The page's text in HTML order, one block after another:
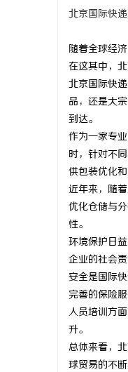
北京国际快
随着全球经
在这其中，
北京国际快
品，还是大
到达。
作为一家专
时，针对不
供包装优化和
近年来，随
优化仓储与
性。
环境保护日
企业的社会
安全是国际
完善的保险
人员培训方
升。
总体来看，
球贸易的不